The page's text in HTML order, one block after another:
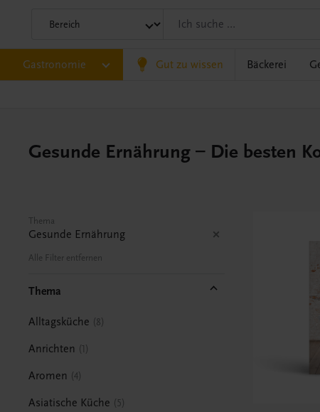
Gastronomie Gut zu wissen Bäckerei
Gesunde Ernährung – Die besten
Thema
Gesunde Ernährung
Alle Filter entfernen
Thema
Alltagsküche 8
Anrichten 1
Aromen 4
Asiatische Küche 5